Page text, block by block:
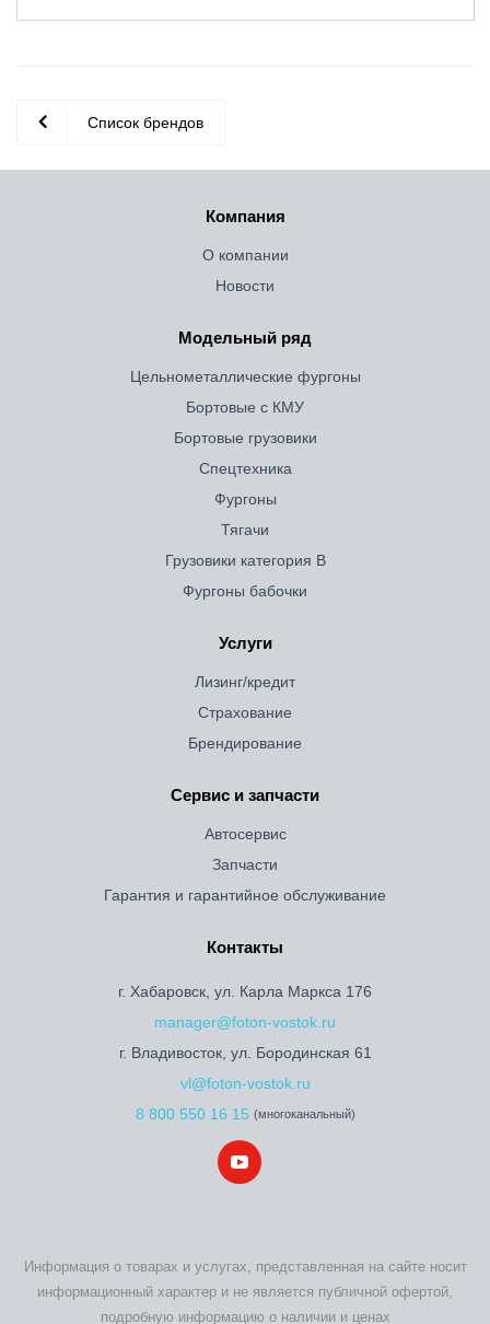
Список брендов
Компания
О компании
Новости
Модельный ряд
Цельнометаллические фургоны
Бортовые с КМУ
Бортовые грузовики
Спецтехника
Фургоны
Тягачи
Грузовики категория B
Фургоны бабочки
Услуги
Лизинг/кредит
Страхование
Брендирование
Сервис и запчасти
Автосервис
Запчасти
Гарантия и гарантийное обслуживание
Контакты
г. Хабаровск, ул. Карла Маркса 176
manager@foton-vostok.ru
г. Владивосток, ул. Бородинская 61
vl@foton-vostok.ru
8 800 550 16 15 (многоканальный)
Информация о товарах и услугах, представленная на сайте носит
информационный характер и не является публичной офертой,
подробную информацию о наличии и ценах